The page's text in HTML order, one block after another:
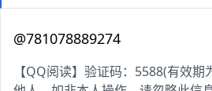
@781078889274
【QQ阅读】验证码：5588(有效